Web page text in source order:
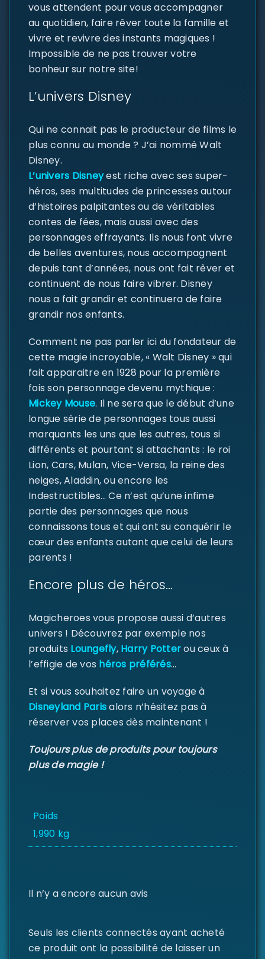
ou e-mail
de passe*
Se souvenir de moi
SE CONNECTER
DE PASSE PERDU ?
vous attendent pour vous accompagner
au quotidien, faire rêver toute la famille et
vivre et revivre des instants magiques !
Impossible de ne pas trouver votre
bonheur sur notre site!
L’univers Disney
Qui ne connait pas le producteur de films le
plus connu au monde ? J’ai nommé Walt
Disney.
L’univers Disneyest riche avec ses super-
héros, ses multitudes de princesses autour
d’histoires palpitantes ou de véritables
contes de fées, mais aussi avec des
personnages effrayants. Ils nous font vivre
de belles aventures, nous accompagnent
depuis tant d’années, nous ont fait rêver et
continuent de nous faire vibrer. Disney
nous a fait grandir et continuera de faire
grandir nos enfants.
Comment ne pas parler ici du fondateur de
cette magie incroyable, « Walt Disney » qui
fait apparaitre en 1928 pour la première
fois son personnage devenu mythique :
Mickey Mouse. Il ne sera que le début d’une
longue série de personnages tous aussi
marquants les uns que les autres, tous si
différents et pourtant si attachants : le roi
Lion, Cars, Mulan, Vice-Versa, la reine des
neiges, Aladdin, ou encore les
Indestructibles… Ce n’est qu’une infime
partie des personnages que nous
connaissons tous et qui ont su conquérir le
cœur des enfants autant que celui de leurs
parents !
Encore plus de héros…
Magicheroes vous propose aussi d’autres
univers ! Découvrez par exemple nos
produits Loungefly,Harry Potterou ceux à
l’effigie de vos héros préférés…
Et si vous souhaitez faire un voyage à
Disneyland Parisalors n’hésitez pas à
réserver vos places dès maintenant !
Toujours plus de produits pour toujours
plus de magie !
Poids
1,990 kg
Il n’y a encore aucun avis
Seuls les clients connectés ayant acheté
ce produit ont la possibilité de laisser un